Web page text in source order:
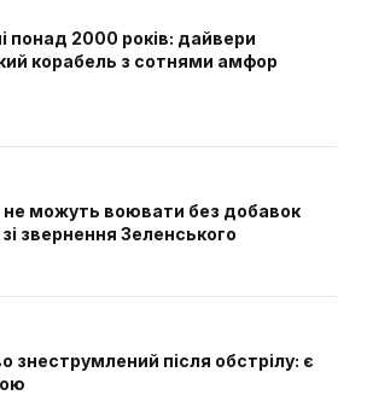
понад 2000 років: дайвери
корабель з сотнями амфор
не можуть воювати без добавок
звернення Зеленського
знеструмлений після обстрілу: є